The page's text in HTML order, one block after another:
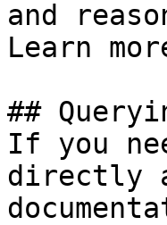
and
Learn
##
If you
directly